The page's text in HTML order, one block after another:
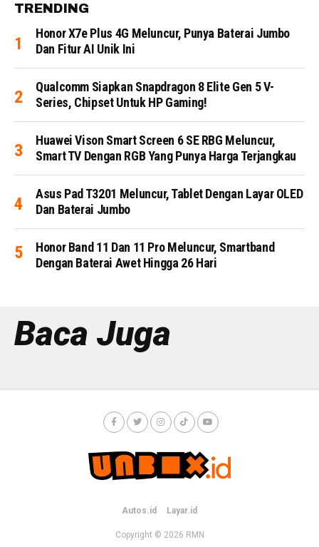
TRENDING
Honor X7e Plus 4G Meluncur, Punya Baterai Jumbo
Dan Fitur AI Unik Ini
Qualcomm Siapkan Snapdragon 8 Elite Gen 5 V-
Series, Chipset Untuk HP Gaming!
Huawei Vison Smart Screen 6 SE RBG Meluncur,
Smart TV Dengan RGB Yang Punya Harga Terjangkau
Asus Pad T3201 Meluncur, Tablet Dengan Layar OLED
Dan Baterai Jumbo
Honor Band 11 Dan 11 Pro Meluncur, Smartband
Dengan Baterai Awet Hingga 26 Hari
Baca Juga
Autos.id Layar.id
Copyright © 2026 RMN